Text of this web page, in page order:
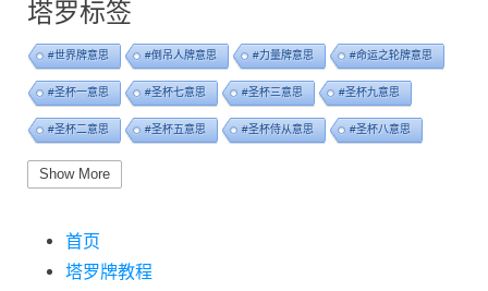
塔罗标签
#世界牌意思 #倒吊人牌意思 #力量牌意思 #命运之轮牌意思
#圣杯一意思 #圣杯七意思 #圣杯三意思 #圣杯九意思
#圣杯二意思 #圣杯五意思 #圣杯侍从意思 #圣杯八意思
#圣杯六意思
#宝剑七意思
#宝剑五意思 #宝剑侍从意思
Show More
首页
塔罗牌教程